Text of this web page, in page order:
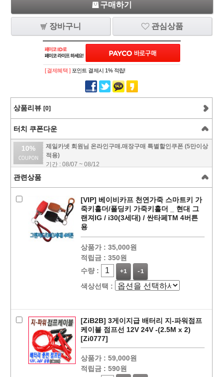
구매하기
장바구니 관심상품
[ 결제혜택 ] 포인트 결제시 1% 적립!
상품리뷰 [0]
터치 쿠폰다운
10%
제일카넷 회원님 온라인구매.매장구매 특별할인쿠폰 (5만이상
적용)
기간 : 08/07 ~ 08/12
관련상품
[VIP] 베이비카프 천연가죽 스마트키 가
죽키홀더/폴딩키 가죽키홀더 _ 현대 그
랜져IG / i30(3세대) / 싼타페TM 4버튼
용
상품가 : 35,000원
적립금 : 350원
수량 :
+1 -1
색상선택 :
[ZiB2B] 3게이지급 배터리 지-파워점프
케이블 점프선 12V 24V -(2.5M x 2)
[Zi0777]
상품가 : 59,000원
적립금 : 590원